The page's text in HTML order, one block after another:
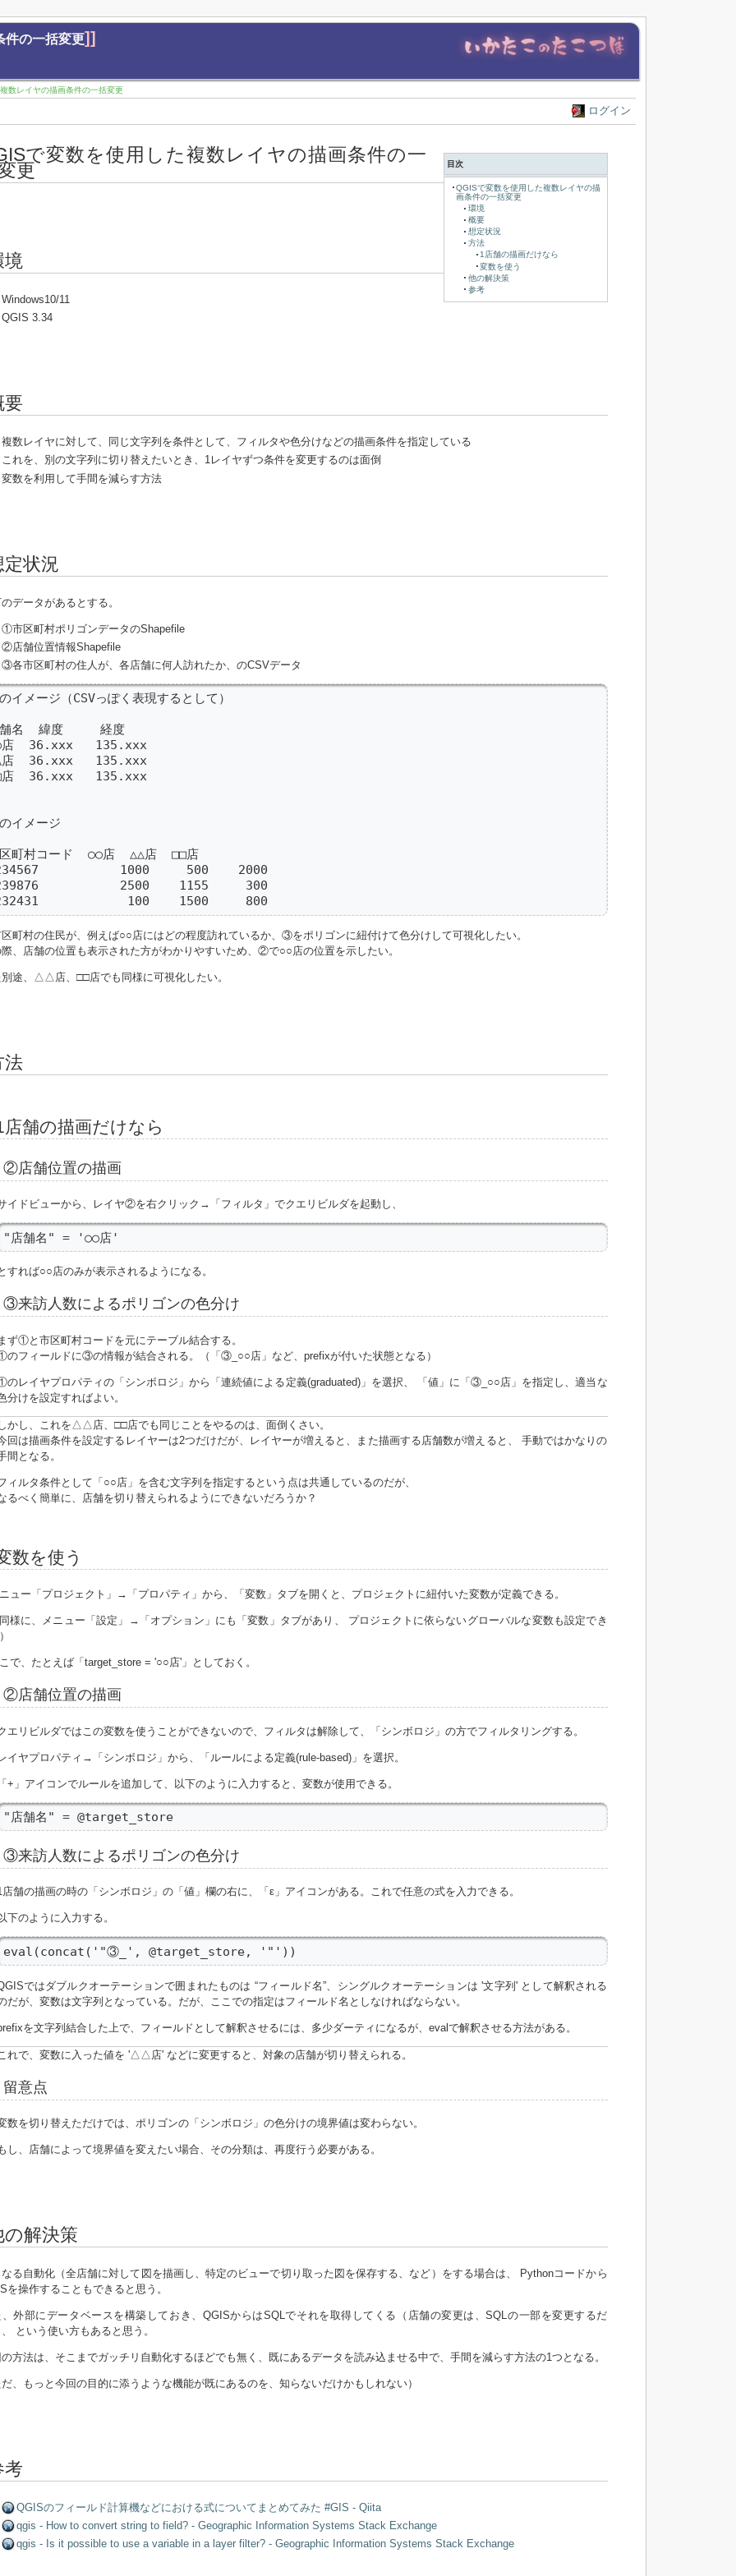
件の一括変更]]
数レイヤの描画条件の一括変更
ログイン
目次
QGISで変数を使用した複数レイヤの描
画条件の一括変更
環境
概要
想定状況
方法
1店舗の描画だけなら
変数を使う
他の解決策
参考
で変数を使用した複数レイヤの描画条件の一
更
境
Windows10/11
QGIS 3.34
要
複数レイヤに対して、同じ文字列を条件として、フィルタや色分けなどの描画条件を指定している
これを、別の文字列に切り替えたいとき、1レイヤずつ条件を変更するのは面倒
変数を利用して手間を減らす方法
定状況
データがあるとする。
①市区町村ポリゴンデータのShapefile
②店舗位置情報Shapefile
③各市区町村の住人が、各店舗に何人訪れたか、のCSVデータ
イメージ（CSVっぽく表現するとして）
舗名  緯度     経度
店  36.xxx   135.xxx
店  36.xxx   135.xxx
店  36.xxx   135.xxx
イメージ
町村コード  ○○店  △△店  □□店
1000     500    2000
2500    1155     300
100    1500     800
町村の住民が、例えば○○店にはどの程度訪れているか、③をポリゴンに紐付けて色分けして可視化したい。
際、店舗の位置も表示された方がわかりやすいため、②で○○店の位置を示したい。
別途、△△店、□□店でも同様に可視化したい。
法
店舗の描画だけなら
②店舗位置の描画
イドビューから、レイヤ②を右クリック→「フィルタ」でクエリビルダを起動し、
"店舗名" = '○○店'
すれば○○店のみが表示されるようになる。
③来訪人数によるポリゴンの色分け
まず①と市区町村コードを元にテーブル結合する。
のフィールドに③の情報が結合される。（「③_○○店」など、prefixが付いた状態となる）
のレイヤプロパティの「シンボロジ」から「連続値による定義(graduated)」を選択、 「値」に「③_○○店」を指定し、適当な
分けを設定すればよい。
かし、これを△△店、□□店でも同じことをやるのは、面倒くさい。
回は描画条件を設定するレイヤーは2つだけだが、レイヤーが増えると、また描画する店舗数が増えると、 手動ではかなりの
間となる。
ィルタ条件として「○○店」を含む文字列を指定するという点は共通しているのだが、
るべく簡単に、店舗を切り替えられるようにできないだろうか？
数を使う
ュー「プロジェクト」→「プロパティ」から、「変数」タブを開くと、プロジェクトに紐付いた変数が定義できる。
同様に、メニュー「設定」→「オプション」にも「変数」タブがあり、 プロジェクトに依らないグローバルな変数も設定でき
で、たとえば「target_store = '○○店'」としておく。
②店舗位置の描画
エリビルダではこの変数を使うことができないので、フィルタは解除して、「シンボロジ」の方でフィルタリングする。
イヤプロパティ→「シンボロジ」から、「ルールによる定義(rule-based)」を選択。
「+」アイコンでルールを追加して、以下のように入力すると、変数が使用できる。
"店舗名" = @target_store
③来訪人数によるポリゴンの色分け
店舗の描画の時の「シンボロジ」の「値」欄の右に、「ε」アイコンがある。これで任意の式を入力できる。
下のように入力する。
eval(concat('"③_', @target_store, '"'))
ではダブルクオーテーションで囲まれたものは “フィールド名”、シングルクオーテーションは '文字列' として解釈される
だが、変数は文字列となっている。だが、ここでの指定はフィールド名としなければならない。
を文字列結合した上で、フィールドとして解釈させるには、多少ダーティになるが、evalで解釈させる方法がある。
これで、変数に入った値を '△△店' などに変更すると、対象の店舗が切り替えられる。
留意点
数を切り替えただけでは、ポリゴンの「シンボロジ」の色分けの境界値は変わらない。
し、店舗によって境界値を変えたい場合、その分類は、再度行う必要がある。
の解決策
なる自動化（全店舗に対して図を描画し、特定のビューで切り取った図を保存する、など）をする場合は、 Pythonコードから
を操作することもできると思う。
、外部にデータベースを構築しておき、QGISからはSQLでそれを取得してくる（店舗の変更は、SQLの一部を変更するだ
という使い方もあると思う。
方法は、そこまでガッチリ自動化するほどでも無く、既にあるデータを読み込ませる中で、手間を減らす方法の1つとなる。
だ、もっと今回の目的に添うような機能が既にあるのを、知らないだけかもしれない）
考
QGISのフィールド計算機などにおける式についてまとめてみた #GIS - Qiita
qgis - How to convert string to field? - Geographic Information Systems Stack Exchange
qgis - Is it possible to use a variable in a layer filter? - Geographic Information Systems Stack Exchange